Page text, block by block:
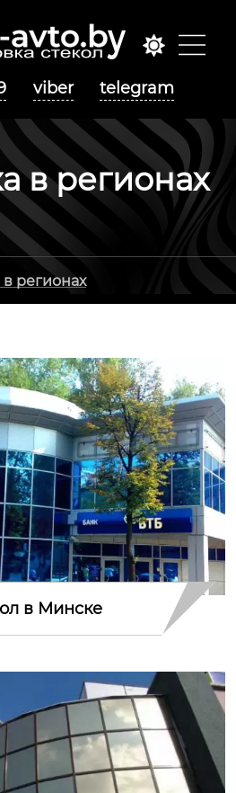
viber telegram
в регионах
регионах
в Минске